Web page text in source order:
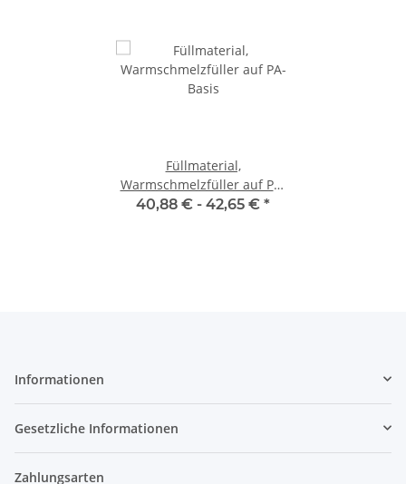
Füllmaterial,
Warmschmelzfüller auf PA-
Basis
40,88 € - 42,65 € *
Informationen
Gesetzliche Informationen
Zahlungsarten